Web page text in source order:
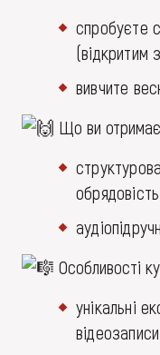
спробуєте
(відкритим
вивчите
Що ви
Особливості
унікальні